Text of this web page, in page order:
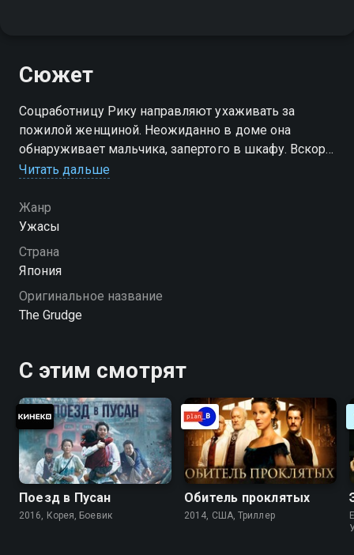
Сюжет
Соцработницу Рику направляют ухаживать за
пожилой женщиной. Неожиданно в доме она
обнаруживает мальчика, запертого в шкафу. Вскоре
девушка узнаёт о его страшном прошлом. Много
Читать дальше
Жанр
Ужасы
Страна
Япония
Оригинальное название
The Grudge
С этим смотрят
Поезд в Пусан
2016, Корея, Боевик
Обитель проклятых
2014, США, Триллер